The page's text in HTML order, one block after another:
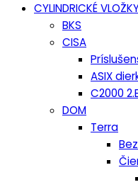
CYLINDRICKÉ
BKS
CISA
ASIX
C2000
DOM
Terra